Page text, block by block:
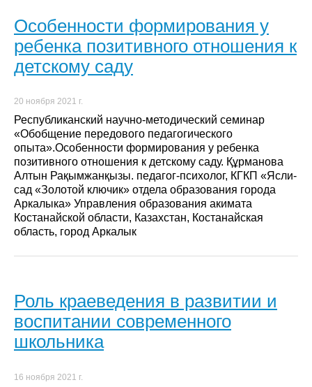
Особенности формирования у
ребенка позитивного отношения к
детскому саду
20 ноября 2021 г.
Республиканский научно-методический семинар
«Обобщение передового педагогического
опыта».Особенности формирования у ребенка
позитивного отношения к детскому саду. Құрманова
Алтын Рақымжанқызы. педагог-психолог, КГКП «Ясли-
сад «Золотой ключик» отдела образования города
Аркалыка» Управления образования акимата
Костанайской области, Казахстан, Костанайская
область, город Аркалык
Роль краеведения в развитии и
воспитании современного
школьника
16 ноября 2021 г.